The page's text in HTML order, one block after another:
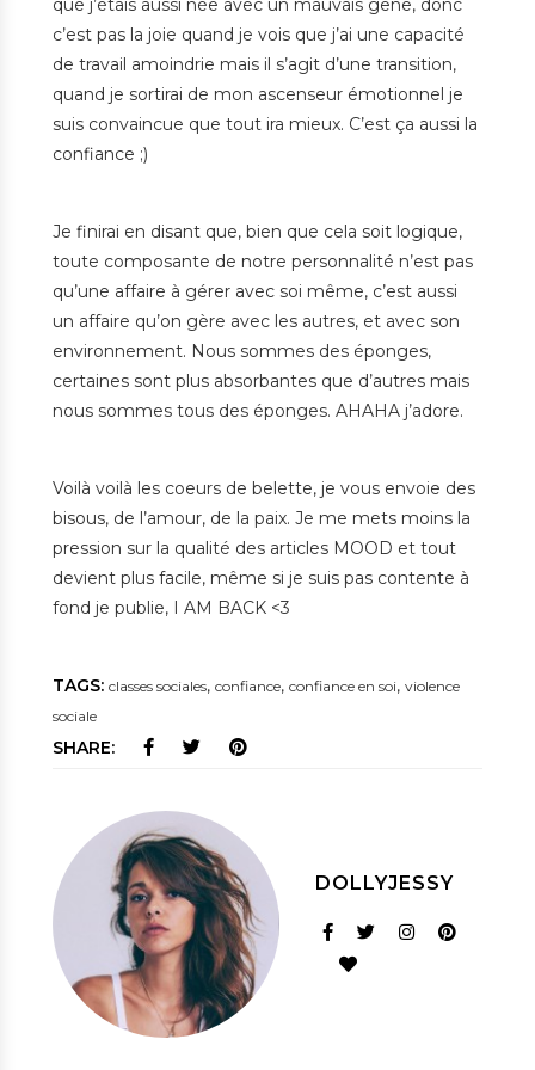
que j’étais aussi née avec un mauvais gêne, donc
c’est pas la joie quand je vois que j’ai une capacité
de travail amoindrie mais il s’agit d’une transition,
quand je sortirai de mon ascenseur émotionnel je
suis convaincue que tout ira mieux. C’est ça aussi la
confiance ;)
Je finirai en disant que, bien que cela soit logique,
toute composante de notre personnalité n’est pas
qu’une affaire à gérer avec soi même, c’est aussi
un affaire qu’on gère avec les autres, et avec son
environnement. Nous sommes des éponges,
certaines sont plus absorbantes que d’autres mais
nous sommes tous des éponges. AHAHA j’adore.
Voilà voilà les coeurs de belette, je vous envoie des
bisous, de l’amour, de la paix. Je me mets moins la
pression sur la qualité des articles MOOD et tout
devient plus facile, même si je suis pas contente à
fond je publie, I AM BACK <3
TAGS: classes sociales, confiance, confiance en soi, violence
sociale
SHARE:
DOLLYJESSY